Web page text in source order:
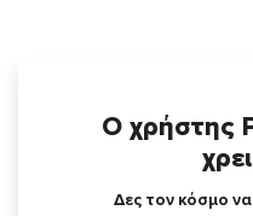
Ο χρήστης
Δες τον κόσμο να